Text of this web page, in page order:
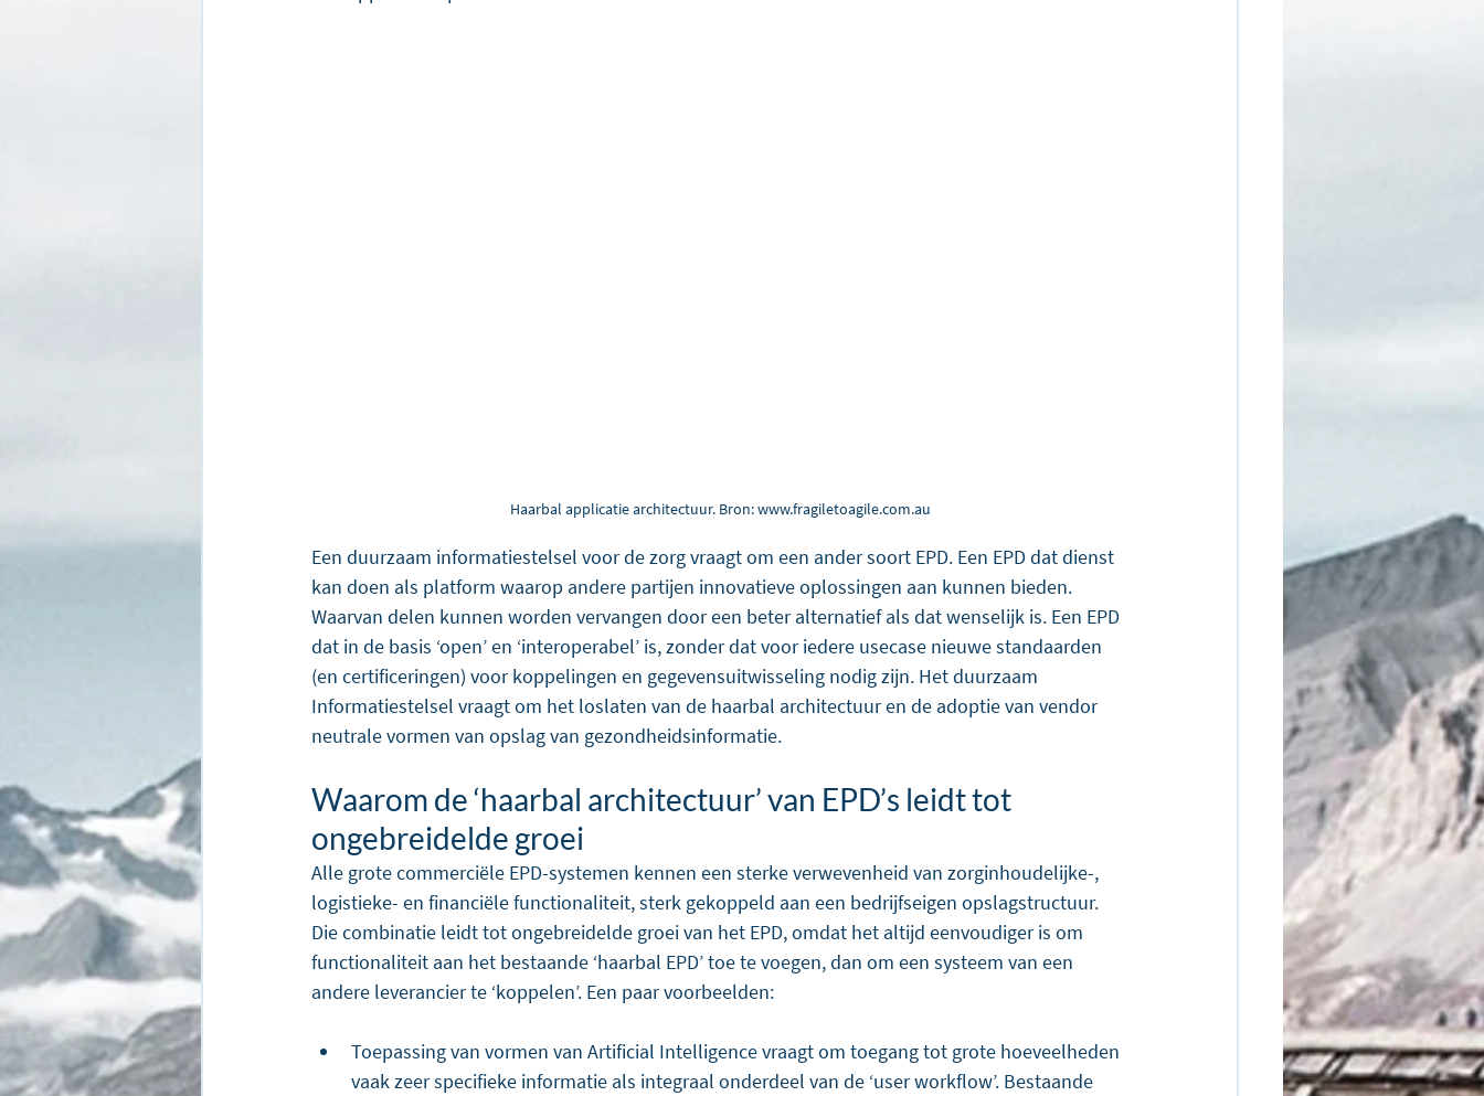
Haarbal applicatie architectuur. Bron: www.fragiletoagile.com.au
Een duurzaam informatiestelsel voor de zorg vraagt om een ander soort EPD. Een EPD dat dienst
kan doen als platform waarop andere partijen innovatieve oplossingen aan kunnen bieden.
Waarvan delen kunnen worden vervangen door een beter alternatief als dat wenselijk is. Een EPD
dat in de basis ‘open’ en ‘interoperabel’ is, zonder dat voor iedere usecase nieuwe standaarden
(en certificeringen) voor koppelingen en gegevensuitwisseling nodig zijn. Het duurzaam
Informatiestelsel vraagt om het loslaten van de haarbal architectuur en de adoptie van vendor
neutrale vormen van opslag van gezondheidsinformatie.
Waarom de ‘haarbal architectuur’ van EPD’s leidt tot
ongebreidelde groei
Alle grote commerciële EPD-systemen kennen een sterke verwevenheid van zorginhoudelijke-,
logistieke- en financiële functionaliteit, sterk gekoppeld aan een bedrijfseigen opslagstructuur.
Die combinatie leidt tot ongebreidelde groei van het EPD, omdat het altijd eenvoudiger is om
functionaliteit aan het bestaande ‘haarbal EPD’ toe te voegen, dan om een systeem van een
andere leverancier te ‘koppelen’. Een paar voorbeelden:
Toepassing van vormen van Artificial Intelligence vraagt om toegang tot grote hoeveelheden
vaak zeer specifieke informatie als integraal onderdeel van de ‘user workflow’. Bestaande